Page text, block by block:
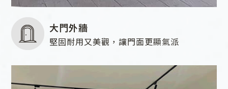
大門外牆
堅固耐用又美觀，讓門面更顯氣派